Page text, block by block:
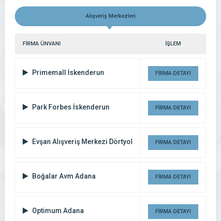
Alışveriş Merkezleri
FİRMA ÜNVANI İŞLEM
Primemall İskenderun FİRMA DETAYI
Park Forbes İskenderun FİRMA DETAYI
Evşan Alışveriş Merkezi Dörtyol FİRMA DETAYI
Boğalar Avm Adana FİRMA DETAYI
Optimum Adana FİRMA DETAYI